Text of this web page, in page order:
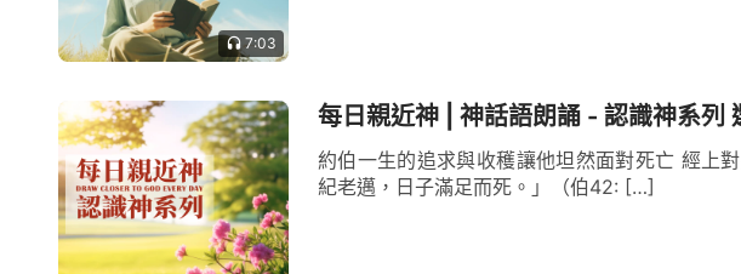
7:03
每日親近神 | 神話語朗誦 - 認識神系列
約伯一生的追求與收穫讓他坦然面對死亡 經上
紀老邁，日子滿足而死。」（伯42: […]